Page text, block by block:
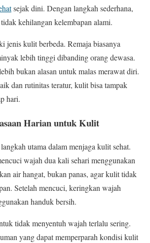
sejak dini. Dengan langkah sederhana,
kehilangan kelembapan alami.
jenis kulit berbeda. Remaja biasanya
lebih tinggi dibanding orang dewasa.
bukan alasan untuk malas merawat diri.
dan rutinitas teratur, kulit bisa tampak
hari.
Harian untuk Kulit
utama dalam menjaga kulit sehat.
wajah dua kali sehari menggunakan
air hangat, bukan panas, agar kulit tidak
Setelah mencuci, keringkan wajah
handuk bersih.
tidak menyentuh wajah terlalu sering.
yang dapat memperparah kondisi kulit